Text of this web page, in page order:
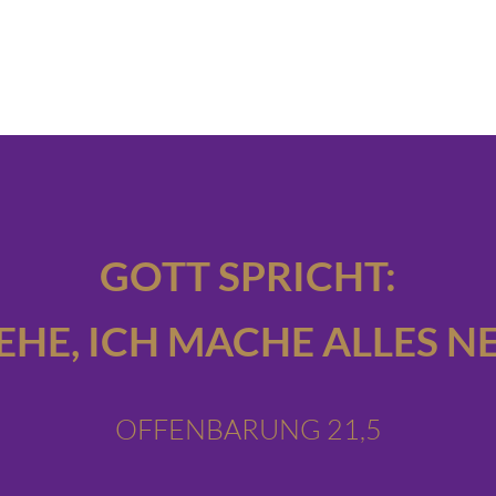
GOTT SPRICHT:
ICH MACHE ALLES
OFFENBARUNG 21,5